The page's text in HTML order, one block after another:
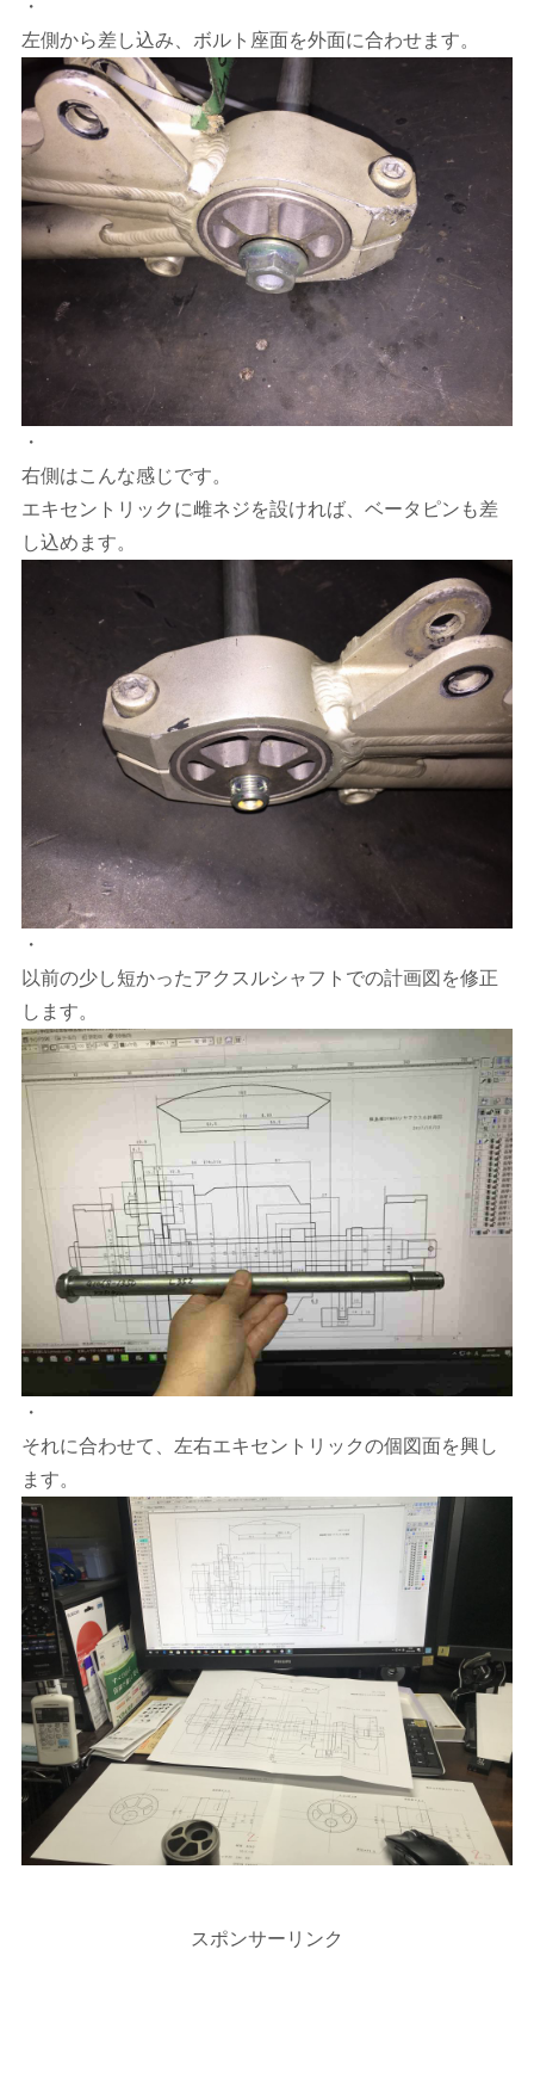
・
左側から差し込み、ボルト座面を外面に合わせます。
・
右側はこんな感じです。
エキセントリックに雌ネジを設ければ、ベータピンも差
し込めます。
・
以前の少し短かったアクスルシャフトでの計画図を修正
します。
・
それに合わせて、左右エキセントリックの個図面を興し
ます。
スポンサーリンク